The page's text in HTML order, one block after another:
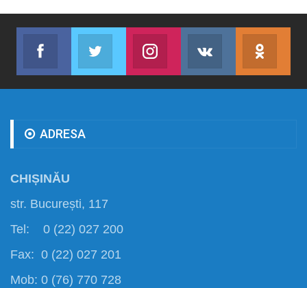
Facebook
Abonează-te
Twitter
Join us on TwitterJoin us on Instagram
Abonează-te
ADRESA
CHIȘINĂU
str. București, 117
Tel: 0 (22) 027 200
Fax: 0 (22) 027 201
Mob: 0 (76) 770 728